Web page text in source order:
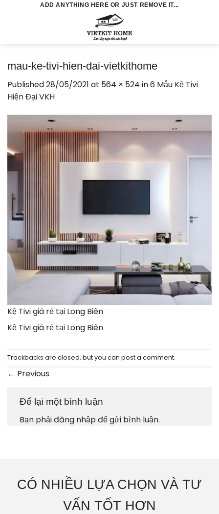
ADD ANYTHING HERE OR JUST REMOVE IT...
mau-ke-tivi-hien-dai-vietkithome
Published28/05/2021 at 564 × 524 in6 Mẫu Kệ Tivi
Hiện Đại VKH
Kệ Tivi giá rẻ tại Long Biên
Kệ Tivi giá rẻ tại Long Biên
Trackbacks are closed, but you can post a comment.
← Previous
Để lại một bình luận
Bạn phảiđăng nhậpđể gửi bình luận.
CÓ NHIỀU LỰA CHỌN VÀ TƯ
VẤN TỐT HƠN